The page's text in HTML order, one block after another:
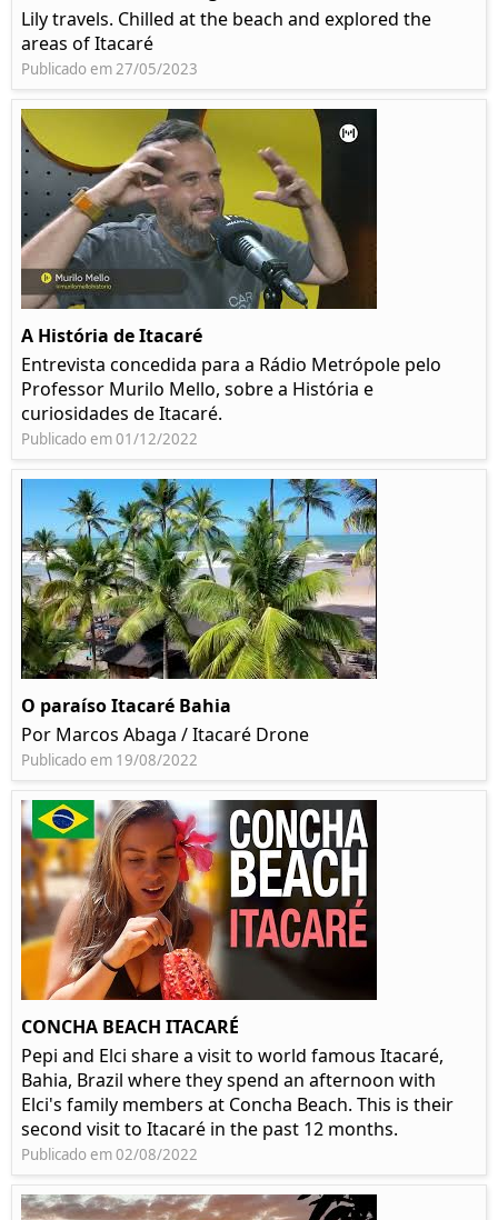
Lily travels. Chilled at the beach and explored the
areas of Itacaré
Publicado em 27/05/2023
A História de Itacaré
Entrevista concedida para a Rádio Metrópole pelo
Professor Murilo Mello, sobre a História e
curiosidades de Itacaré.
Publicado em 01/12/2022
O paraíso Itacaré Bahia
Por Marcos Abaga / Itacaré Drone
Publicado em 19/08/2022
CONCHA BEACH ITACARÉ
Pepi and Elci share a visit to world famous Itacaré,
Bahia, Brazil where they spend an afternoon with
Elci's family members at Concha Beach. This is their
second visit to Itacaré in the past 12 months.
Publicado em 02/08/2022